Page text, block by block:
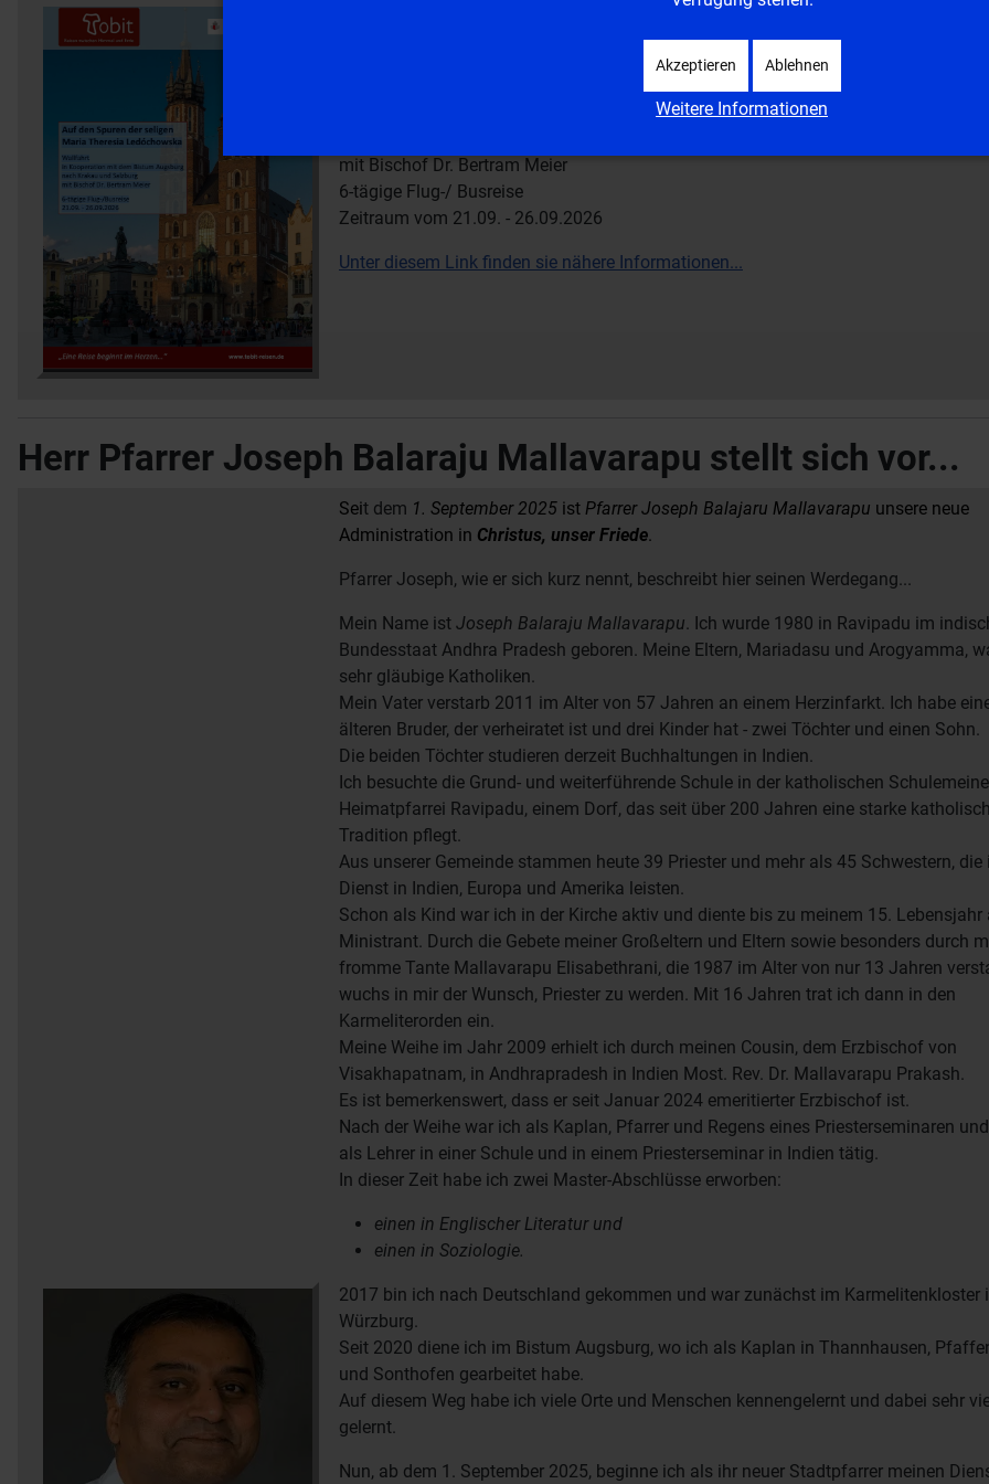
Maria Theresia Ledóchowska -Wallfahrt
mit Bischof Dr. Bertram Meier
6-tägige Flug-/ Busreise
Zeitraum vom 21.09. - 26.09.2026
Unter diesem Link finden sie nähere Informationen...
Herr Pfarrer Joseph Balaraju Mallavarapu stellt sich vor...
Seit dem 1. September 2025 ist Pfarrer Joseph Balajaru Mallavarapu unsere neue
Administration in Christus, unser Friede.
Pfarrer Joseph, wie er sich kurz nennt, beschreibt hier seinen Werdegang...
Mein Name ist Joseph Balaraju Mallavarapu . Ich wurde 1980 in Ravipadu im
Bundesstaat Andhra Pradesh geboren. Meine Eltern, Mariadasu und Arogyamma,
sehr gläubige Katholiken.
Mein Vater verstarb 2011 im Alter von 57 Jahren an einem Herzinfarkt. Ich habe
älteren Bruder, der verheiratet ist und drei Kinder hat - zwei Töchter und einen Sohn.
Die beiden Töchter studieren derzeit Buchhaltungen in Indien.
Ich besuchte die Grund- und weiterführende Schule in der katholischen
Heimatpfarrei Ravipadu, einem Dorf, das seit über 200 Jahren eine starke
Tradition pflegt.
Aus unserer Gemeinde stammen heute 39 Priester und mehr als 45 Schwestern, die
Dienst in Indien, Europa und Amerika leisten.
Schon als Kind war ich in der Kirche aktiv und diente bis zu meinem 15. Lebensjahr
Ministrant. Durch die Gebete meiner Großeltern und Eltern sowie besonders durch
fromme Tante Mallavarapu Elisabethrani, die 1987 im Alter von nur 13 Jahren
wuchs in mir der Wunsch, Priester zu werden. Mit 16 Jahren trat ich dann in den
Karmeliterorden ein.
Meine Weihe im Jahr 2009 erhielt ich durch meinen Cousin, dem Erzbischof von
Visakhapatnam, in Andhrapradesh in Indien Most. Rev. Dr. Mallavarapu Prakash.
Es ist bemerkenswert, dass er seit Januar 2024 emeritierter Erzbischof ist.
Nach der Weihe war ich als Kaplan, Pfarrer und Regens eines Priesterseminaren
als Lehrer in einer Schule und in einem Priesterseminar in Indien tätig.
In dieser Zeit habe ich zwei Master-Abschlüsse erworben:
einen in Englischer Literatur und
einen in Soziologie.
2017 bin ich nach Deutschland gekommen und war zunächst im Karmelitenkloster
Würzburg.
Seit 2020 diene ich im Bistum Augsburg, wo ich als Kaplan in Thannhausen,
und Sonthofen gearbeitet habe.
Auf diesem Weg habe ich viele Orte und Menschen kennengelernt und dabei sehr
gelernt.
Nun, ab dem 1. September 2025, beginne ich als ihr neuer Stadtpfarrer meinen
Akzeptieren Ablehnen
Weitere Informationen